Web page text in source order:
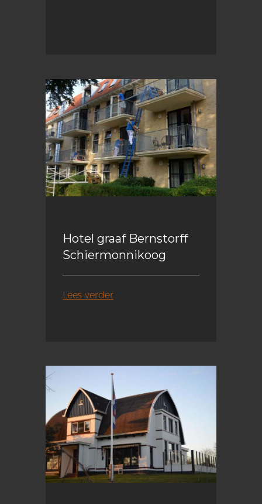
Hotel graaf Bernstorff
Schiermonnikoog
Lees verder